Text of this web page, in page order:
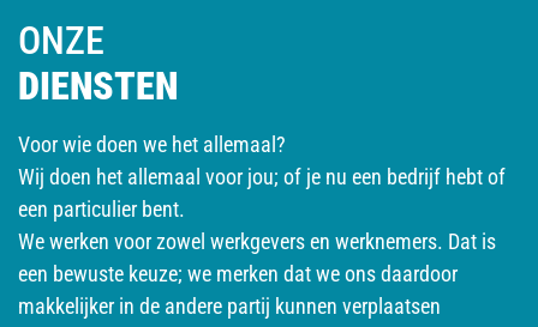
ONZE
DIENSTEN
Voor wie doen we het allemaal?
Wij doen het allemaal voor jou; of je nu een bedrijf hebt of
een particulier bent.
We werken voor zowel werkgevers en werknemers. Dat is
een bewuste keuze; we merken dat we ons daardoor
makkelijker in de andere partij kunnen verplaatsen